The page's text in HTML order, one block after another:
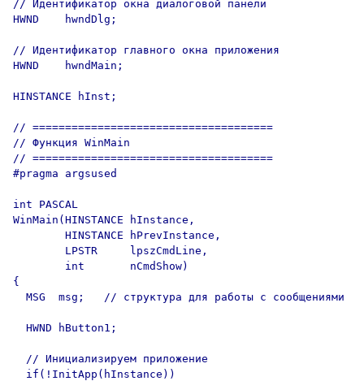
// Идентификатор окна диалоговой панели
HWND    hwndDlg;
// Идентификатор главного окна приложения
HWND    hwndMain;
HINSTANCE hInst;
// =====================================
// Функция WinMain
// =====================================
#pragma argsused
int PASCAL
WinMain(HINSTANCE hInstance,
        HINSTANCE hPrevInstance,
        LPSTR     lpszCmdLine,
        int       nCmdShow)
{
  MSG  msg;   // структура для работы с сообщениями
  HWND hButton1;
  // Инициализируем приложение
  if(!InitApp(hInstance))